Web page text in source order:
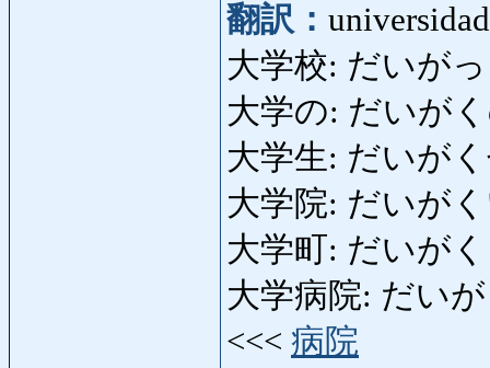
翻訳：
大学校: だいが
大学の: だいがく
大学生: だいが
大学院: だいがく
大学町: だいが
大学病院: だい
<<< 病院